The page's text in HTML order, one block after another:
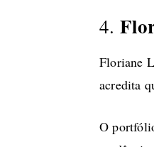
4.
Floriane
acredita
O